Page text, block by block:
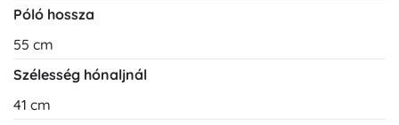
Póló hossza
55 cm
Szélesség hónaljnál
41 cm